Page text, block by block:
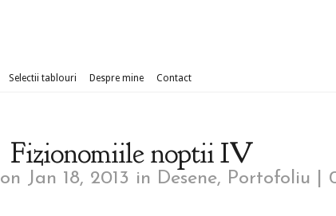
Selectii tablouri Despre mine Contact
Fizionomiile noptii IV
on Jan 18, 2013 in Desene, Portofoliu